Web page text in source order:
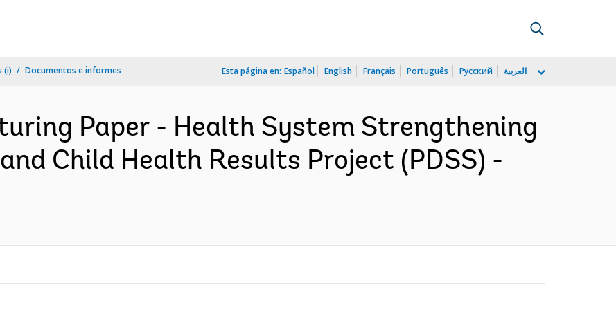
(i) Documentos e informes Esta página en: Español English Français Português Русский العربية
Paper - Health System Strengthening
Child Health Results Project (PDSS) -